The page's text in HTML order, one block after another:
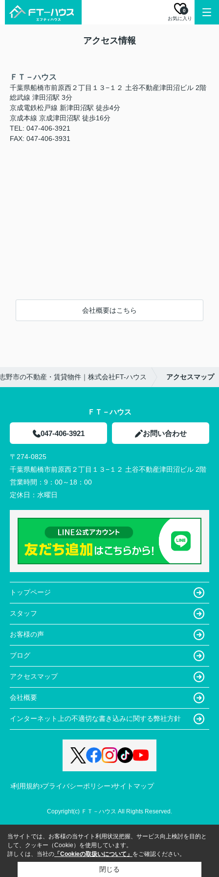
お気に入り
0
アクセス情報
ＦＴ－ハウス
千葉県船橋市前原西２丁目１３−１２ 土谷不動産津田沼ビル 2階
総武線 津田沼駅 3分
京成電鉄松戸線 新津田沼駅 徒歩4分
京成本線 京成津田沼駅 徒歩16分
TEL: 047-406-3921
FAX: 047-406-3931
会社概要はこちら
野市の不動産・賃貸物件｜株式会社FT-ハウス アクセスマップ
ＦＴ－ハウス
047-406-3921 お問い合わせ
〒274-0825
千葉県船橋市前原西２丁目１３−１２ 土谷不動産津田沼ビル 2階
営業時間： 9：00～18：00
定休日： 水曜日
トップページ
スタッフ
お客様の声
ブログ
アクセスマップ
会社概要
インターネット上の不適切な書き込みに関する弊社方針
利用規約 プライバシーポリシー サイトマップ
Copyright(c) ＦＴ－ハウス All Rights Reserved.
当サイトでは、お客様の当サイト利用状況把握、サービス向上検討を目的と
して、クッキー（Cookie）を使用しています。
詳しくは、当社の 「Cookieの取扱いについて」 をご確認ください。
閉じる